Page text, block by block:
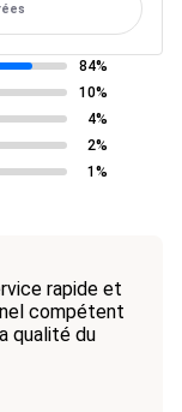
84%
10%
4%
2%
1%
rapide et
compétent
qualité du